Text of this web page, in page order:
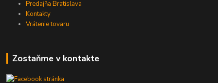
Predajňa Bratislava
Kontakty
Vrátenie tovaru
Zostaňme v kontakte